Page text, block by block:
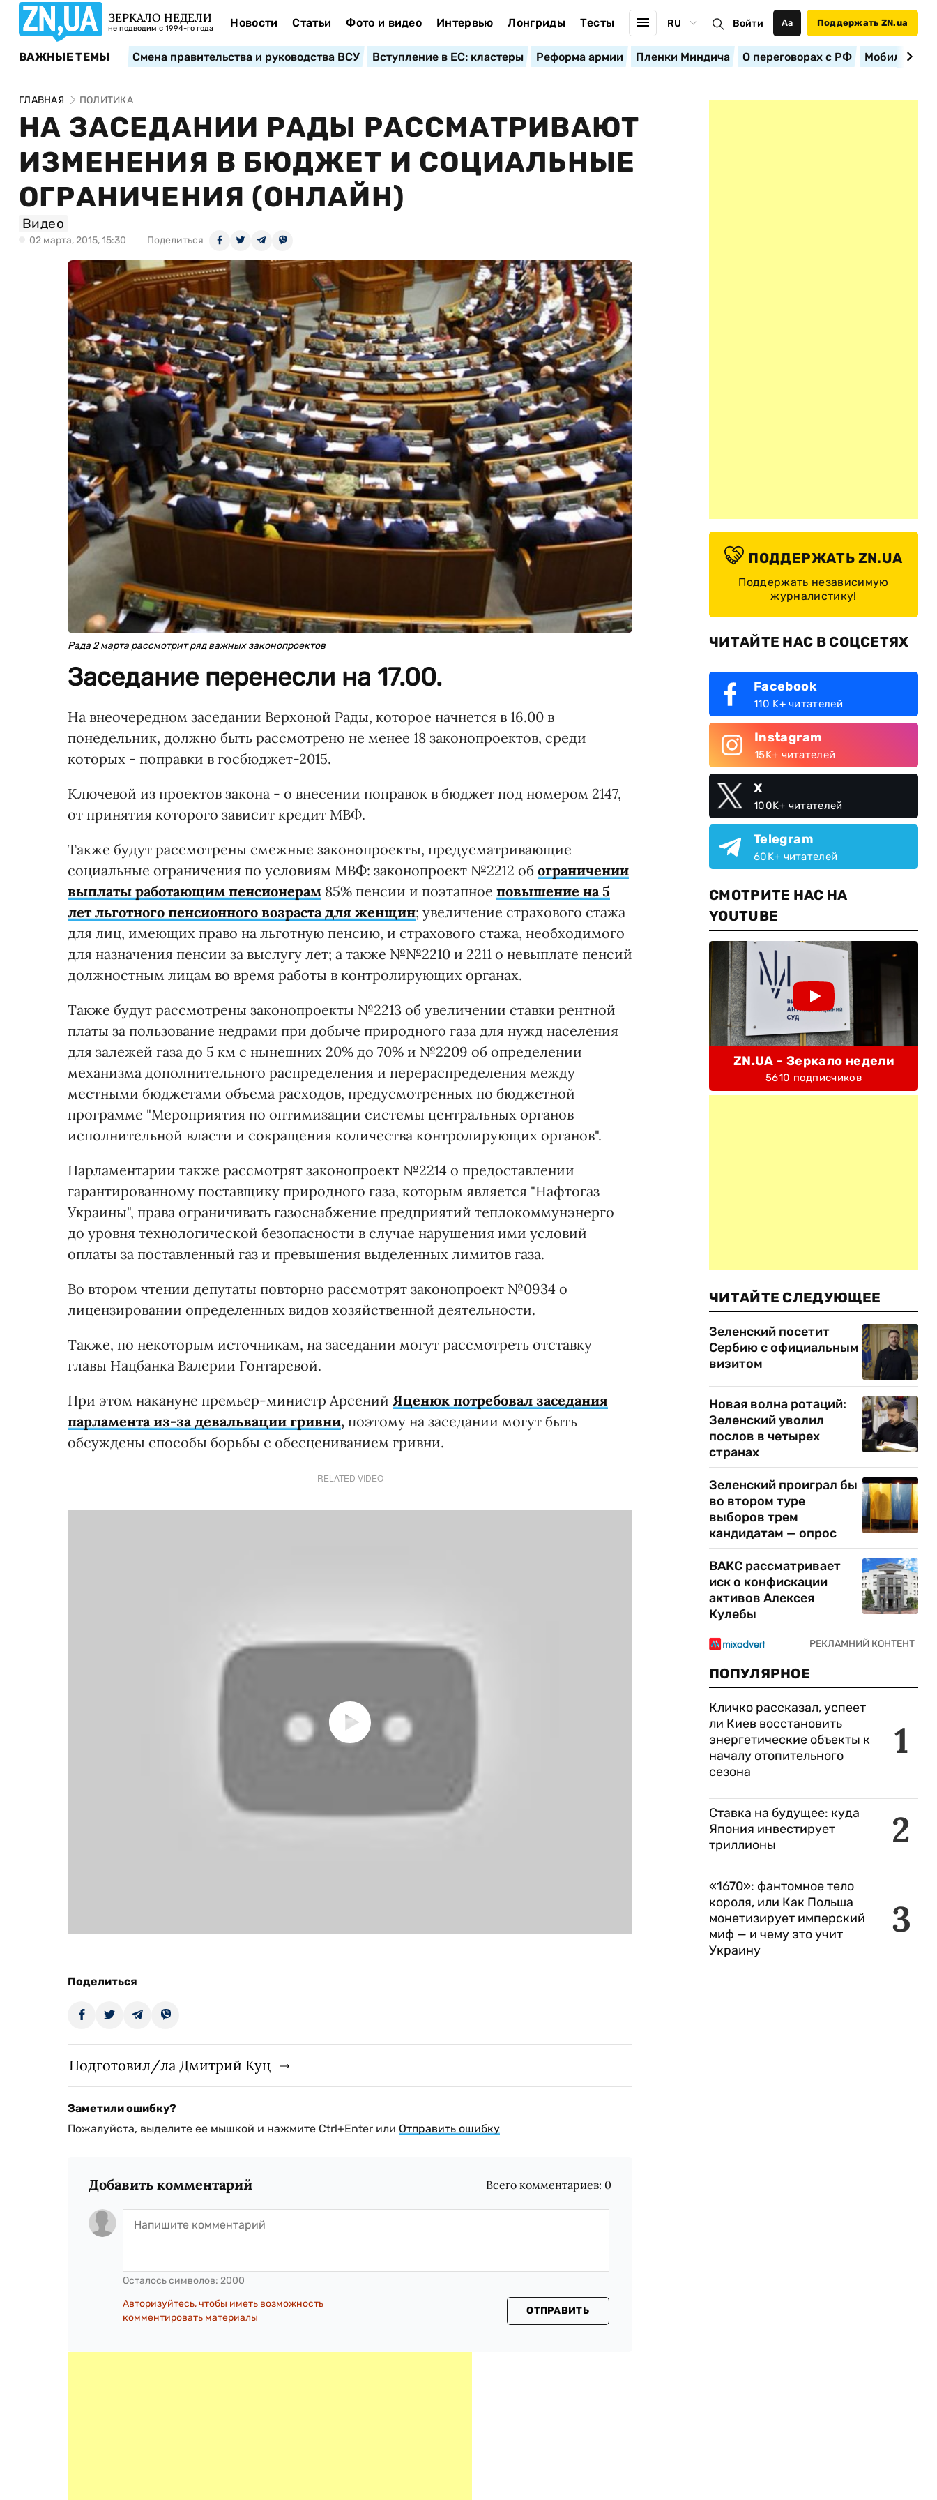
ЗЕРКАЛО НЕДЕЛИ
не подводим с 1994-го года Новости Статьи Фото и видео Интервью Лонгриды Тесты RU Войти Аа Поддержать ZN.ua
ВАЖНЫЕ ТЕМЫ Смена правительства и руководства ВСУ Вступление в ЕС: кластеры Реформа армии Пленки Миндича О переговорах с РФ
ГЛАВНАЯ ПОЛИТИКА
НА ЗАСЕДАНИИ РАДЫ РАССМАТРИВАЮТ
ИЗМЕНЕНИЯ В БЮДЖЕТ И СОЦИАЛЬНЫЕ
ОГРАНИЧЕНИЯ (ОНЛАЙН)
Видео
02 марта, 2015, 15:30 Поделиться
Рада 2 марта рассмотрит ряд важных законопроектов
Заседание перенесли на 17.00.
На внеочередном заседании Верхоной Рады, которое начнется в 16.00 в
понедельник, должно быть рассмотрено не менее 18 законопроектов, среди
которых - поправки в госбюджет-2015.
Ключевой из проектов закона - о внесении поправок в бюджет под номером 2147,
от принятия которого зависит кредит МВФ.
Также будут рассмотрены смежные законопроекты, предусматривающие
социальные ограничения по условиям МВФ: законопроект №2212 об ограничении
выплаты работающим пенсионерам 85% пенсии и поэтапное повышение на 5
лет льготного пенсионного возраста для женщин; увеличение страхового стажа
для лиц, имеющих право на льготную пенсию, и страхового стажа, необходимого
для назначения пенсии за выслугу лет; а также №№2210 и 2211 о невыплате пенсий
должностным лицам во время работы в контролирующих органах.
Также будут рассмотрены законопроекты №2213 об увеличении ставки рентной
платы за пользование недрами при добыче природного газа для нужд населения
для залежей газа до 5 км с нынешних 20% до 70% и №2209 об определении
механизма дополнительного распределения и перераспределения между
местными бюджетами объема расходов, предусмотренных по бюджетной
программе "Мероприятия по оптимизации системы центральных органов
исполнительной власти и сокращения количества контролирующих органов".
Парламентарии также рассмотрят законопроект №2214 о предоставлении
гарантированному поставщику природного газа, которым является "Нафтогаз
Украины", права ограничивать газоснабжение предприятий теплокоммунэнерго
до уровня технологической безопасности в случае нарушения ими условий
оплаты за поставленный газ и превышения выделенных лимитов газа.
Во втором чтении депутаты повторно рассмотрят законопроект №0934 о
лицензировании определенных видов хозяйственной деятельности.
Также, по некоторым источникам, на заседании могут рассмотреть отставку
главы Нацбанка Валерии Гонтаревой.
При этом накануне премьер-министр Арсений Яценюк потребовал заседания
парламента из-за девальвации гривни, поэтому на заседании могут быть
обсуждены способы борьбы с обесцениванием гривни.
RELATED VIDEO
Поделиться
Подготовил/ла Дмитрий Куц
Заметили ошибку?
Пожалуйста, выделите ее мышкой и нажмите Ctrl+Enter или Отправить ошибку
Добавить комментарий Всего комментариев: 0
Осталось символов: 2000
Авторизуйтесь, чтобы иметь возможность
комментировать материалы
ОТПРАВИТЬ
ПОДДЕРЖАТЬ ZN.UA
Поддержать независимую
журналистику!
ЧИТАЙТЕ НАС В СОЦСЕТЯХ
Facebook
110 K+ читателей
Instagram
15K+ читателей
X
100K+ читателей
Telegram
60K+ читателей
СМОТРИТЕ НАС НА
YOUTUBE
ZN.UA - Зеркало недели
5610 подписчиков
ЧИТАЙТЕ СЛЕДУЮЩЕЕ
Зеленский посетит
Сербию с официальным
визитом
Новая волна ротаций:
Зеленский уволил
послов в четырех
странах
Зеленский проиграл бы
во втором туре
выборов трем
кандидатам — опрос
ВАКС рассматривает
иск о конфискации
активов Алексея
Кулебы
ПОПУЛЯРНОЕ
1
Кличко рассказал, успеет
ли Киев восстановить
энергетические объекты к
началу отопительного
сезона
2
Ставка на будущее: куда
Япония инвестирует
триллионы
3
«1670»: фантомное тело
короля, или Как Польша
монетизирует имперский
миф — и чему это учит
Украину